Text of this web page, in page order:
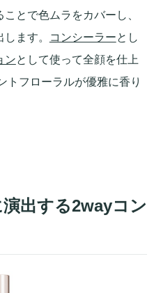
とで色ムラをカバーし、
ます。
コンシーラーとし
ンとして使って全顔を仕上
トフローラルが優雅に香り
出する2wayコン